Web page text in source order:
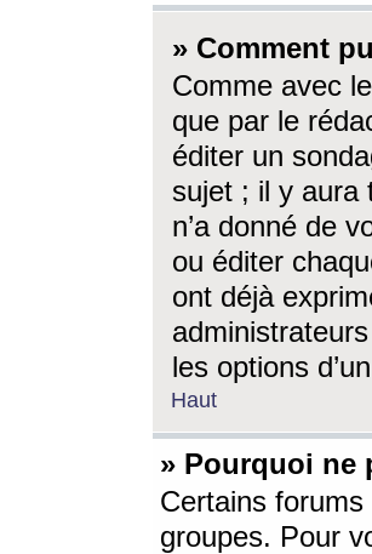
» Comment
Comme avec
que par le
éditer un
sujet ; il y aura
n’a donné de
ou éditer
ont déjà
les options
Haut
» Pourquoi ne
Certains forums
groupes. Pour